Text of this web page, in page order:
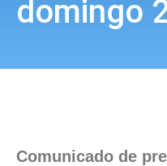
domingo
Comunicado de